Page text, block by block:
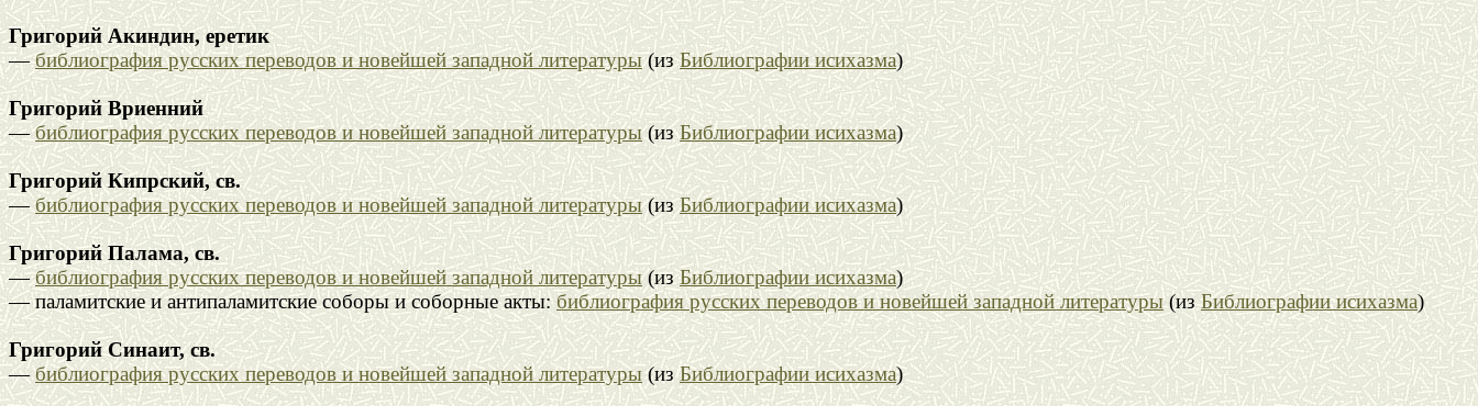
Григорий Акиндин, еретик
—библиография русских переводов и новейшей западной литературы(изБиблиографии исихазма)
Григорий Вриенний
—библиография русских переводов и новейшей западной литературы(изБиблиографии исихазма)
Григорий Кипрский, св.
—библиография русских переводов и новейшей западной литературы(изБиблиографии исихазма)
Григорий Палама, св.
—библиография русских переводов и новейшей западной литературы(изБиблиографии исихазма)
— паламитские и антипаламитские соборы и соборные акты:библиография русских переводов и новейшей западной литературы(изБиблиографии исихазма)
Григорий Синаит, св.
—библиография русских переводов и новейшей западной литературы (изБиблиографии исихазма)